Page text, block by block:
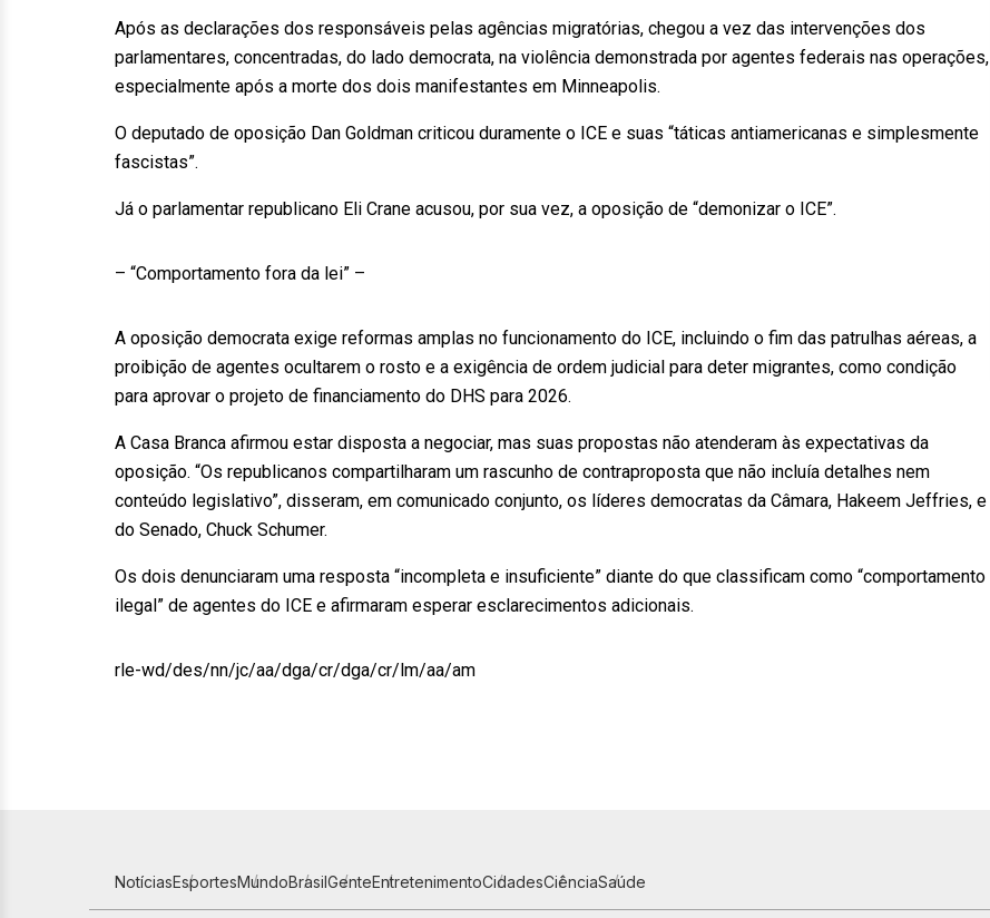
Após as declarações dos responsáveis pelas agências migratórias, chegou a vez das intervenções dos
parlamentares, concentradas, do lado democrata, na violência demonstrada por agentes federais nas operações,
especialmente após a morte dos dois manifestantes em Minneapolis.
O deputado de oposição Dan Goldman criticou duramente o ICE e suas “táticas antiamericanas e simplesmente
fascistas”.
Já o parlamentar republicano Eli Crane acusou, por sua vez, a oposição de “demonizar o ICE”.
– “Comportamento fora da lei” –
A oposição democrata exige reformas amplas no funcionamento do ICE, incluindo o fim das patrulhas aéreas, a
proibição de agentes ocultarem o rosto e a exigência de ordem judicial para deter migrantes, como condição
para aprovar o projeto de financiamento do DHS para 2026.
A Casa Branca afirmou estar disposta a negociar, mas suas propostas não atenderam às expectativas da
oposição. “Os republicanos compartilharam um rascunho de contraproposta que não incluía detalhes nem
conteúdo legislativo”, disseram, em comunicado conjunto, os líderes democratas da Câmara, Hakeem Jeffries, e
do Senado, Chuck Schumer.
Os dois denunciaram uma resposta “incompleta e insuficiente” diante do que classificam como “comportamento
ilegal” de agentes do ICE e afirmaram esperar esclarecimentos adicionais.
rle-wd/des/nn/jc/aa/dga/cr/dga/cr/lm/aa/am
NotíciasEsportesMundoBrasilGenteEntretenimentoCidadesCiênciaSaúde